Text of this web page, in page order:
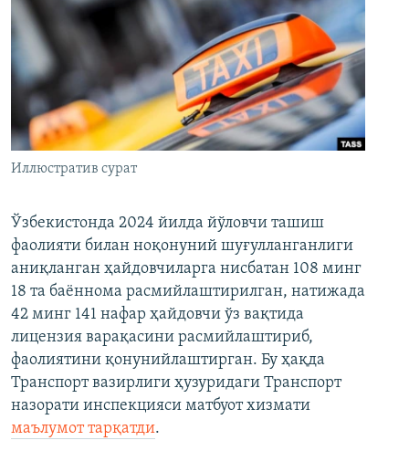
Иллюстратив сурат
Ўзбекистонда 2024 йилда йўловчи ташиш
фаолияти билан ноқонуний шуғулланганлиги
аниқланган ҳайдовчиларга нисбатан 108 минг
18 та баённома расмийлаштирилган, натижада
42 минг 141 нафар ҳайдовчи ўз вақтида
лицензия варақасини расмийлаштириб,
фаолиятини қонунийлаштирган. Бу ҳақда
Транспорт вазирлиги ҳузуридаги Транспорт
назорати инспекцияси матбуот хизмати
маълумот тарқатди.